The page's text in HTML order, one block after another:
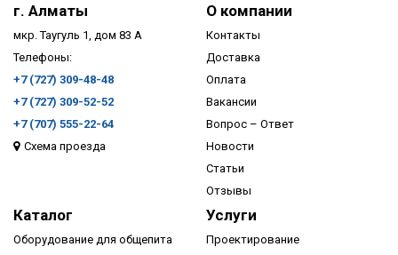
ПОДРОБНЕЕ
г. Алматы
мкр. Таугуль 1, дом 83 А
Телефоны:
+7 (727) 309-48-48
+7 (727) 309-52-52
+7 (707) 555-22-64
Схема проезда
О компании
Контакты
Доставка
Оплата
Вакансии
Вопрос – Ответ
Новости
Статьи
Отзывы
Каталог
Оборудование для общепита
Услуги
Проектирование